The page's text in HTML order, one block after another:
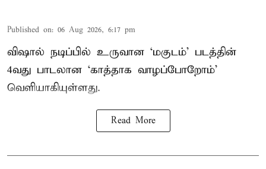
Published on: 06 Aug 2026, 6:17 pm
விஷால் நடிப்பில் உருவான ‘மகுடம்’ படத்தின்
4வது பாடலான ‘காத்தாக வாழப்போறோம்’
வெளியாகியுள்ளது.
Read More